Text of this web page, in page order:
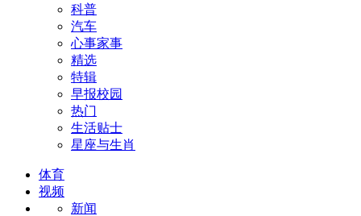
科普
汽车
心事家事
精选
特辑
早报校园
热门
生活贴士
星座与生肖
体育
视频
新闻